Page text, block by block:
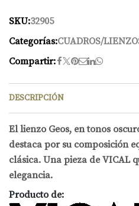
SKU:32905
Categorías:CUADROS/
Compartir:
DESCRIPCIÓN
El lienzo Geos, en tonos
destaca por su composición
clásica. Una pieza de VICAL
elegancia.
Producto de: